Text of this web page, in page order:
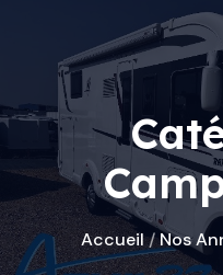
Accueil/Nos